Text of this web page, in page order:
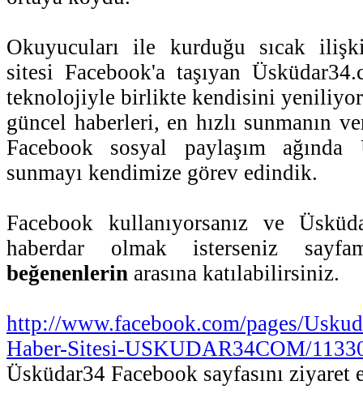
Okuyucuları ile kurduğu sıcak
sitesi Facebook'a taşıyan
teknolojiyle birlikte kendisini
güncel haberleri, en hızlı sunmanın
Facebook sosyal paylaşım ağında
sunmayı kendimize görev edindik.
Facebook kullanıyorsanız ve
haberdar olmak isterseniz
beğenenlerin arasına katılabilirsiniz.
http://www.facebook.com/pages/
Haber-Sitesi-USKUDAR34COM/
Üsküdar34 Facebook sayfasını ziyaret